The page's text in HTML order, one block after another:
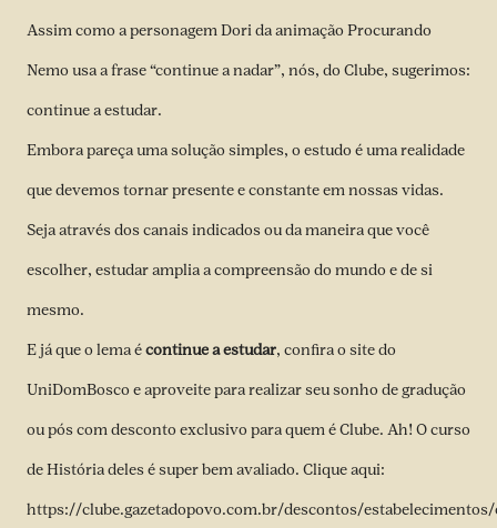
Assim como a personagem Dori da animação Procurando
Nemo usa a frase “continue a nadar”, nós, do Clube, sugerimos:
continue a estudar.
Embora pareça uma solução simples, o estudo é uma realidade
que devemos tornar presente e constante em nossas vidas.
Seja através dos canais indicados ou da maneira que você
escolher, estudar amplia a compreensão do mundo e de si
mesmo.
E já que o lema écontinue a estudar, confira o site do
UniDomBosco e aproveite para realizar seu sonho de gradução
ou pós com desconto exclusivo para quem é Clube. Ah! O curso
de História deles é super bem avaliado. Clique aqui:
https://clube.gazetadopovo.com.br/descontos/